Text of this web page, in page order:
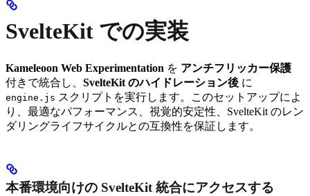
SvelteKit での実装
Kameleoon Web Experimentation を アンチフリッカー保護
付きで統合し、 SvelteKit のハイドレーション後 に
engine.js スクリプトを実行します。このセットアップによ
り、最適なパフォーマンス、視覚的安定性、SvelteKit のレン
ダリングライフサイクルとの互換性を保証します。
本番環境向けの SvelteKit 統合にアクセスする